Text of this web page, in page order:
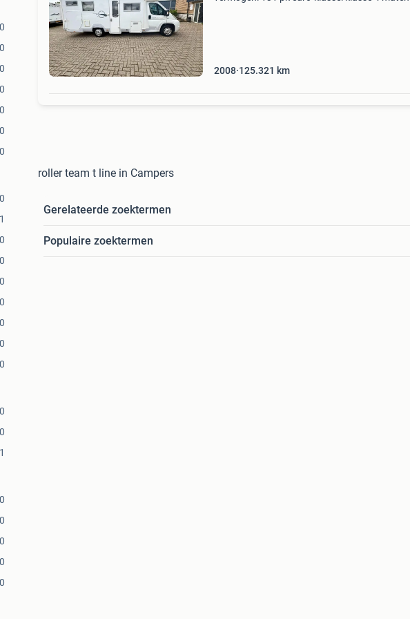
0
0
0
0
0
0
0
0
1
0
0
0
0
0
0
0
0
0
1
0
0
0
0
0
2008 125.321 km
roller team t line in Campers
Gerelateerde zoektermen
Populaire zoektermen